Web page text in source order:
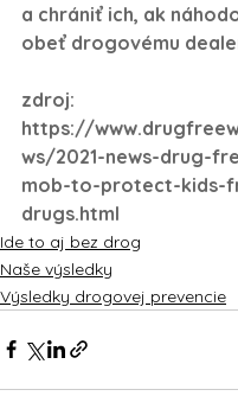
a chrániť ich, ak
obeť drogovému
zdroj:
https://
ws/2021-news-drug-
mob-to-protect-kids-
drugs.html
Ide to aj bez drog
Naše výsledky
Výsledky drogovej prevencie